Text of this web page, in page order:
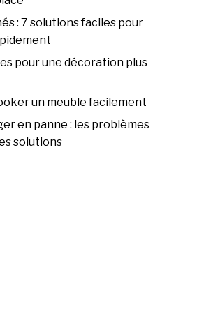
: 7 solutions faciles pour
pour une décoration plus
un meuble facilement
en panne : les problèmes
solutions